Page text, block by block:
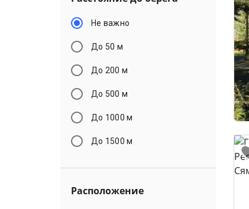
Не важно
До 50 м
До 200 м
До 500 м
До 1000 м
До 1500 м
Расположение